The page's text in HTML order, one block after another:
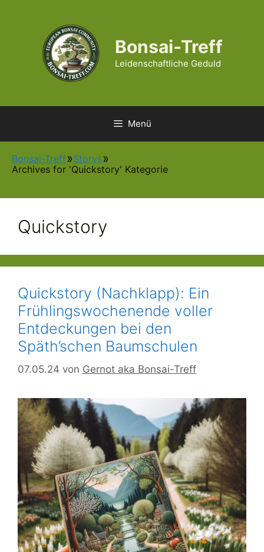
Bonsai-Treff
Leidenschaftliche Geduld
Menü
Bonsai-Treff
Storys
Archives for 'Quickstory' Kategorie
Quickstory
Quickstory (Nachklapp): Ein
Frühlingswochenende voller
Entdeckungen bei den
Späth’schen Baumschulen
07.05.24 von Gernot aka Bonsai-Treff